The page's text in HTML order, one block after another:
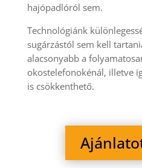
hajópadlóról sem.
Technológiánk
sugárzástól sem kell
alacsonyabb a
okostelefonokénál, illetve
is csökkenthető.